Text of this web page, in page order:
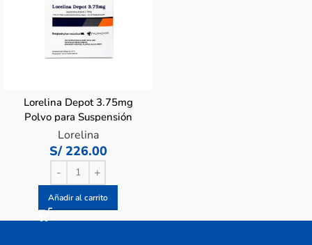
Lorelina Depot 3.75mg
Polvo para Suspensión
inyectable – Caja 1 Un
Lorelina
S/226.00
Añadir al carrito